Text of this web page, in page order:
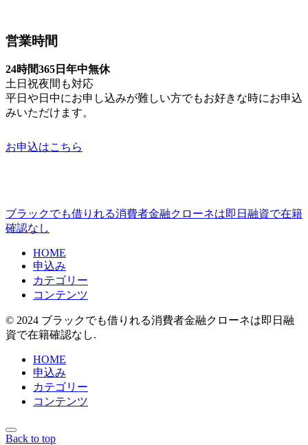
営業時間
24時間365日年中無休
土日祝夜間も対応
平日や日中にお申し込みが難しい方でもお好きな時にお申込
みいただけます。
お申込はこちら
ブラックでも借りれる消費者金融クローネは即日融資で在籍
確認なし
HOME
申込み
カテゴリー
コンテンツ
© 2024 ブラックでも借りれる消費者金融クローネは即日融
資で在籍確認なし.
HOME
申込み
カテゴリー
コンテンツ
Back to top